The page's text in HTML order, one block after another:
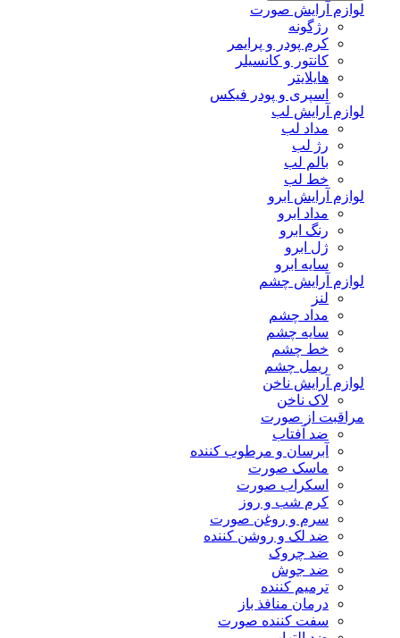
لوازم آرایش صورت
رژگونه
کرم پودر و پرایمر
کانتور و کانسیلر
هایلایتر
اسپری و پودر فیکس
لوازم آرایش لب
مداد لب
رژ لب
بالم لب
خط لب
لوازم آرایش ابرو
مداد ابرو
رنگ ابرو
ژل ابرو
سایه ابرو
لوازم آرایش چشم
لنز
مداد چشم
سایه چشم
خط چشم
ریمل چشم
لوازم آرایش ناخن
لاک ناخن
مراقبت از صورت
ضد آفتاب
آبرسان و مرطوب کننده
ماسک صورت
اسکراب صورت
کرم شب و روز
سرم و روغن صورت
ضد لک و روشن کننده
ضد چروک
ضد جوش
ترمیم کننده
درمان منافذ باز
سفت کننده صورت